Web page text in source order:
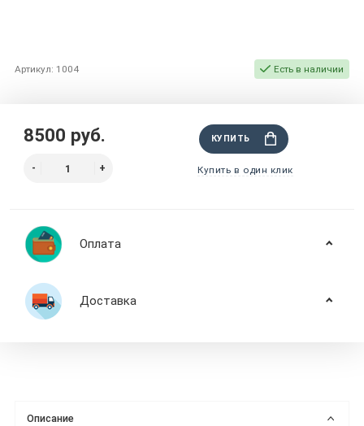
Артикул: 1004 Есть в наличии
8500 руб. КУПИТЬ
Купить в один клик
Оплата
Доставка
Описание